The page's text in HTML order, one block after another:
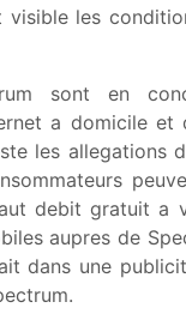
visible les
sont en
a domicile et
les allegations
debit gratuit a
aupres de
dans une